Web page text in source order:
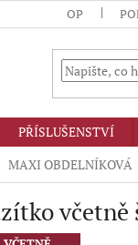
OP
PŘÍSLUŠENSTVÍ
MAXI OBDELNÍKOVÁ
včetně